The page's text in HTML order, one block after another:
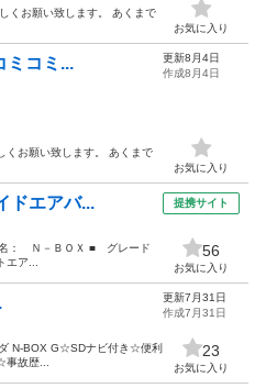
お願い致します。 あくまで
お気に入り
コミ...
お願い致します。 あくまで
更新8月4日
作成8月4日
お気に入り
ドエアバ...
： Ｎ－ＢＯＸ ■ グレード
ア...
提携サイト
56
お気に入り
ダ N-BOX G☆SDナビ付き☆便利
故歴...
更新7月31日
作成7月31日
23
お気に入り